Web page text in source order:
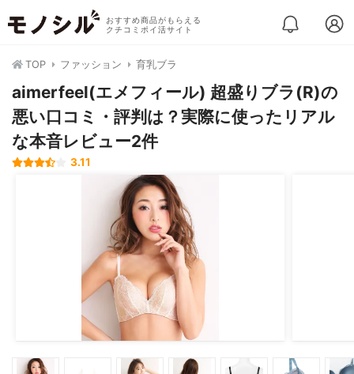
おすすめ商品がもらえる
クチコミポイ活サイト
TOP ファッション 育乳ブラ
aimerfeel(エメフィール) 超盛りブラ(R)の
悪い口コミ・評判は？実際に使ったリアル
な本音レビュー2件
3.11